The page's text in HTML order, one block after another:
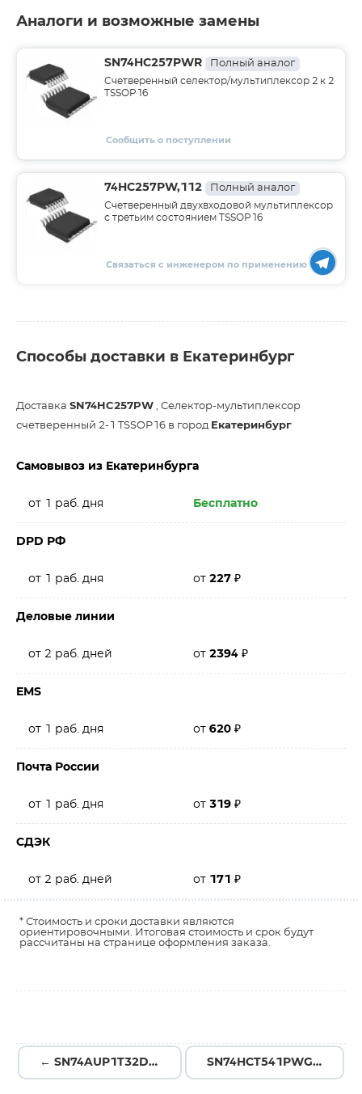
Аналоги и возможные замены
SN74HC257PWR Полный аналог
Счетверенный селектор/мультиплексор 2 к 2
TSSOP16
Сообщить о поступлении
74HC257PW,112 Полный аналог
Счетверенный двухвходовой мультиплексор
с третьим состоянием TSSOP16
Связаться с инженером по применению
Способы доставки в Екатеринбург
Доставка SN74HC257PW , Селектор-мультиплексор
счетверенный 2-1 TSSOP16 в город Екатеринбург
Самовывоз из Екатеринбурга
от 1 раб. дня Бесплатно
DPD РФ
от 1 раб. дня от 227 ₽
Деловые линии
от 2 раб. дней от 2394 ₽
EMS
от 1 раб. дня от 620 ₽
Почта России
от 1 раб. дня от 319 ₽
СДЭК
от 2 раб. дней от 171 ₽
* Стоимость и сроки доставки являются
ориентировочными. Итоговая стоимость и срок будут
рассчитаны на странице оформления заказа.
← SN74AUP1T32DCKR SN74HCT541PWG4 →